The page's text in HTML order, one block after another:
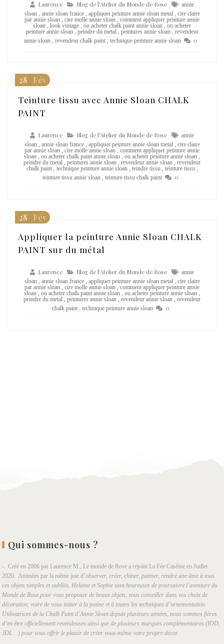
Laurence Blog de l'Atelier du Monde de Rose
annie
sloan
annie sloan france appliquer peinture annie sloan metal
cire claire
par annie sloan
cire molle annie sloan
comment appliquer peinture annie
sloan
look vintage ou acheter chalk paint annie sloan
ou acheter
peinture annie sloan
peindre du metal peintures annie sloan
revendeur
annie sloan
revendeur chalk paint technique peinture annie sloan 0
Teinture tissu avec Annie Sloan CHALK
PAINT
Laurence Blog de l'Atelier du Monde de Rose
annie
sloan
annie sloan france appliquer peinture annie sloan metal
cire claire
par annie sloan
cire molle annie sloan
comment appliquer peinture annie
sloan
ou acheter chalk paint annie sloan ou acheter peinture annie sloan
peindre du metal
peintures annie sloan revendeur annie sloan
revendeur
chalk paint
technique peinture annie sloan teindre tissu teinture tissu
teinture tissu annie sloan
teinture tissu chalk paint 0
28 Fév
Appliquer la peinture Annie Sloan CHALK
PAINT sur du métal
Laurence Blog de l'Atelier du Monde de Rose
annie
sloan
annie sloan france appliquer peinture annie sloan metal
cire claire
par annie sloan
cire molle annie sloan
comment appliquer peinture annie
sloan
ou acheter chalk paint annie sloan ou acheter peinture annie sloan
peindre du metal
peintures annie sloan revendeur annie sloan
revendeur
chalk paint
technique peinture annie sloan 0
28 Fév
Qui sommes-nous ?
– Créé en 2006 par Laurence M., Le monde de Rose a rejoint La Fée Caséine en Juillet
2020. Animées par la même joie d’observer, créer, chiner, patiner, rendre une âme à tous
ces objets simples et oubliés, Helaine et Sophie sont heureuses de poursuivre l’aventure du
Monde de Rose pour vous proposer de beaux objets, vous conseiller dans vos choix de
décoration, voire de vous initier à la patine et à toutes les techniques d’ornementation.
Utilisatrices de la Chalk Paint d’Annie Sloan depuis plusieurs années, nous sommes fières
d’en être officiellement revendeuses ainsi que de plusieurs marques complémentaires (IOD,
JDL…) pour vous offrir le plaisir de créer vous-même votre propre décor.